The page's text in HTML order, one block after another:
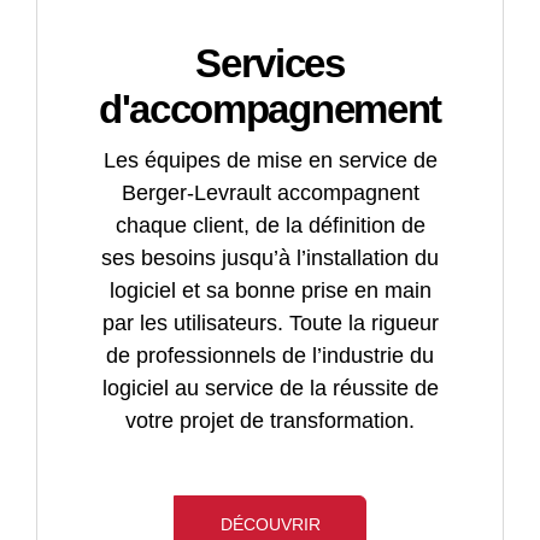
et
des
missions
:
enregistrement,
contrôle
et
validation
décentralisés
des
priorités
de
missions
Virtualisation
de
durées
par
arrondi
ou
extension
Exclusion
automatique
périodes
de
dématérialisé
Traitement
des
indemnisations
:
laissez-
vous
guider
!
Le
traitement
des
la
solution
logicielle
permet
les
rappels
et
réajustement
automatiques
des
indemnités
des
pompiers
volontaires.
d'indemnisations
Fiches
individuelles
en
ligne
Statistiques
et
synthèses
d’indemnisation
pour
CIS
et
Valorisation
de
comprend
:
les
clôtures
de
calcul
ou
de
période
la
dématérialisation
finances,
possibilité,
dans
votre
outil
logiciel
Escort
CR+
Indemnisation
du
volontariat
de
dématérialiser
états
au
Services
d'accompagnement
Les équipes de mise en service de
Berger-Levrault accompagnent
chaque client, de la définition de
ses besoins jusqu’à l’installation du
logiciel et sa bonne prise en main
par les utilisateurs. Toute la rigueur
de professionnels de l’industrie du
logiciel au service de la réussite de
votre projet de transformation.
DÉCOUVRIR